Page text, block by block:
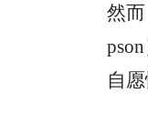
然
自